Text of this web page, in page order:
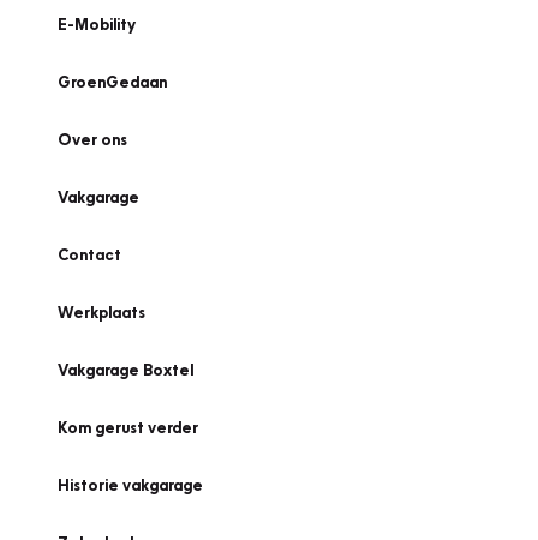
E-Mobility
GroenGedaan
Over ons
Vakgarage
Contact
Werkplaats
Vakgarage Boxtel
Kom gerust verder
Historie vakgarage